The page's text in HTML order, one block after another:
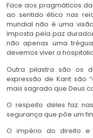
Face aos pragmáticos
ao sentido ético nas
mundial não é uma
imposta pela paz
não apenas uma
devemos viver a
Outra pilastra são os
expressão de Kant são
mais sagrado que Deus
O respeito deles faz
segurança que põe um
O império do direito e